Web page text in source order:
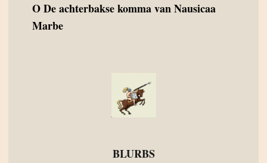
ODe achterbakse komma van Nausicaa
Marbe
BLURBS